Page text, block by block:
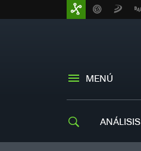
MENÚ
ANÁLISIS